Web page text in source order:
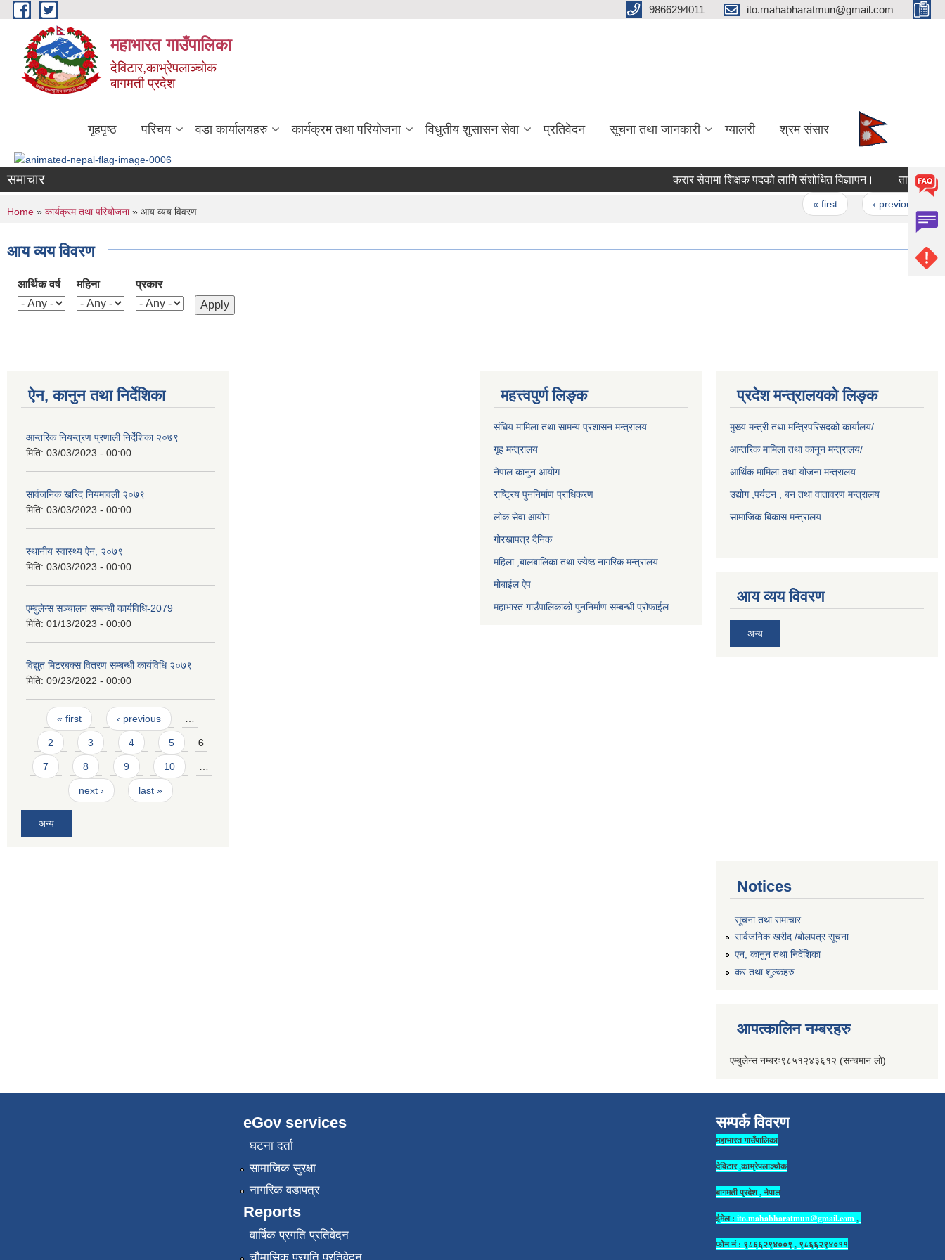
Skip to main content 9866294011 ito.mahabharatmun@gmail.com
महाभारत गाउँपालिका
देविटार,काभ्रेपलाञ्चोक
बागमती प्रदेश
गृहपृष्ठ परिचय वडा कार्यालयहरु कार्यक्रम तथा परियोजना विधुतीय शुसासन सेवा प्रतिवेदन सूचना तथा जानकारी ग्यालरी श्रम संसार
समाचार करार सेवामा शिक्षक पदको लागि संशोधित विज्ञापन। तालिमको
« first ‹ previous
You are here
Home » कार्यक्रम तथा परियोजना» आय व्यय विवरण
आय व्यय विवरण
आर्थिक वर्ष महिना प्रकार
ऐन, कानुन तथा निर्देशिका
आन्तरिक नियन्त्रण प्रणाली निर्देशिका २०७९
मिति: 03/03/2023 - 00:00
सार्वजनिक खरिद नियमावली २०७९
मिति: 03/03/2023 - 00:00
स्थानीय स्वास्थ्य ऐन, २०७९
मिति: 03/03/2023 - 00:00
एम्बुलेन्स सञ्चालन सम्बन्धी कार्यविधि-2079
मिति: 01/13/2023 - 00:00
विद्युत मिटरबक्स वितरण सम्बन्धी कार्यविधि २०७९
मिति: 09/23/2022 - 00:00
Pages
« first ‹ previous …
2 3 4 5 6
7 8 9 10 …
next › last »
अन्य
महत्त्वपुर्ण लिङ्क
संघिय मामिला तथा सामन्य प्रशासन मन्त्रालय
गृह मन्त्रालय
नेपाल कानुन आयोग
राष्ट्रिय पुननिर्माण प्राधिकरण
लोक सेवा आयोग
गोरखापत्र दैनिक
महिला ,बालबालिका तथा ज्येष्ठ नागरिक मन्त्रालय
मोबाईल ऐप
महाभारत गाउँपालिकाको पुननिर्माण सम्बन्धी प्रोफाईल
प्रदेश मन्त्रालयको लिङ्क
मुख्य मन्त्री तथा मन्त्रिपरिसदको कार्यालय/
आन्तरिक मामिला तथा कानून मन्त्रालय/
आर्थिक मामिला तथा योजना मन्त्रालय
उद्योग ,पर्यटन , बन तथा वातावरण मन्त्रालय
सामाजिक बिकास मन्त्रालय
आय व्यय विवरण
अन्य
Notices
सूचना तथा समाचार
सार्वजनिक खरीद /बोलपत्र सूचना
एन, कानुन तथा निर्देशिका
कर तथा शुल्कहरु
आपत्कालिन नम्बरहरु
एम्बुलेन्स नम्बरः९८५१२४३६१२ (सन्चमान लो)
eGov services
घटना दर्ता
सामाजिक सुरक्षा
नागरिक वडापत्र
Reports
वार्षिक प्रगति प्रतिवेदन
सम्पर्क विवरण
महाभारत गाउँपालिका
देविटार ,काभ्रेपलाञ्चोक
बागमती प्रदेश , नेपाल
ईमेल : ito.mahabharatmun@gmail.com,
फोन नं : ९८६६२९४००९ , ९८६६२९४०११